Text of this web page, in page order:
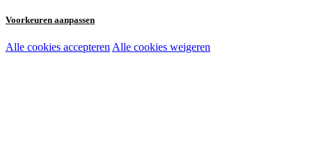
Voorkeuren aanpassen
Noodzakelijke cookies:
Alle cookies accepteren Alle cookies weigeren